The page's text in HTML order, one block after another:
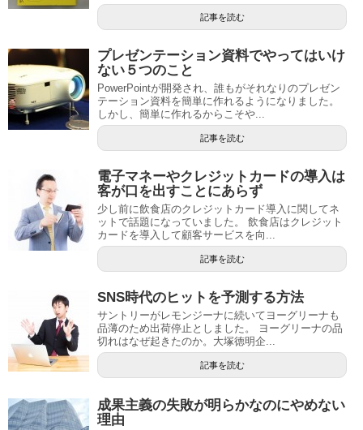
記事を読む
プレゼンテーション資料でやってはいけ
ない５つのこと
PowerPointが開発され、誰もがそれなりのプレゼン
テーション資料を簡単に作れるようになりました。
しかし、簡単に作れるからこそや...
記事を読む
電子マネーやクレジットカードの導入は
客が口を出すことにあらず
少し前に飲食店のクレジットカード導入に関してネ
ットで話題になっていました。 飲食店はクレジット
カードを導入して顧客サービスを向...
記事を読む
SNS時代のヒットを予測する方法
サントリーがレモンジーナに続いてヨーグリーナも
品薄のため出荷停止としました。 ヨーグリーナの品
切れはなぜ起きたのか。大塚徳明企...
記事を読む
成果主義の失敗が明らかなのにやめない
理由